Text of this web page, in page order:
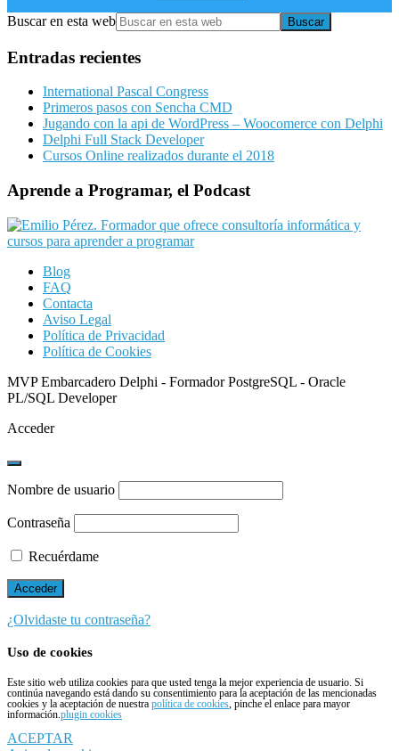
Buscar en esta web
Entradas recientes
International Pascal Congress
Primeros pasos con Sencha CMD
Jugando con la api de WordPress – Woocomerce con Delphi
Delphi Full Stack Developer
Cursos Online realizados durante el 2018
Aprende a Programar, el Podcast
Blog
FAQ
Contacta
Aviso Legal
Política de Privacidad
Política de Cookies
MVP Embarcadero Delphi - Formador PostgreSQL - Oracle
PL/SQL Developer
Acceder
Nombre de usuario
Contraseña
Recuérdame
¿Olvidaste tu contraseña?
Uso de cookies
Este sitio web utiliza cookies para que usted tenga la mejor experiencia de usuario. Si
continúa navegando está dando su consentimiento para la aceptación de las mencionadas
cookies y la aceptación de nuestra política de cookies , pinche el enlace para mayor
información. plugin cookies
ACEPTAR